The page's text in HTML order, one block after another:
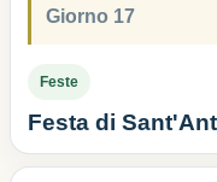
Giorno 17
Feste
Festa di